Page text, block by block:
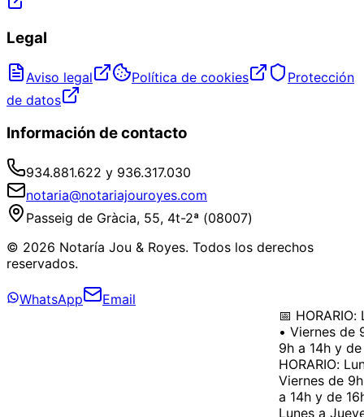
Legal
Aviso legal Política de cookies
Protección
de datos
Información de contacto
934.881.622 y 936.317.030
notaria@notariajouroyes.com
Passeig de Gràcia, 55, 4t-2ª (08007)
© 2026 Notaría Jou & Royes. Todos los derechos
reservados.
WhatsApp
Email
📅
• Viernes de
9h a 14h y de
HORARIO:
Viernes de 9h
a 14h y de
Lunes a